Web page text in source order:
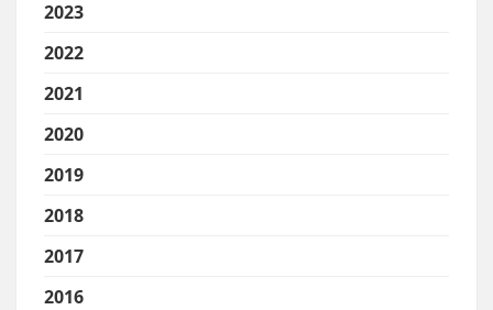
2023
2022
2021
2020
2019
2018
2017
2016